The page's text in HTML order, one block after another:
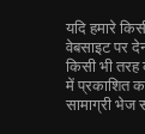
यदि हमारे
वेबसाइट पर
किसी भी
में प्रकाशित
सामाग्री भेज